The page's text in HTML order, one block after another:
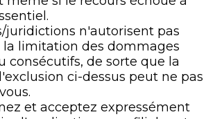
juridictions n'autorisent pas
la limitation des dommages
consécutifs, de sorte que la
ci-dessus peut ne pas
et acceptez expressément